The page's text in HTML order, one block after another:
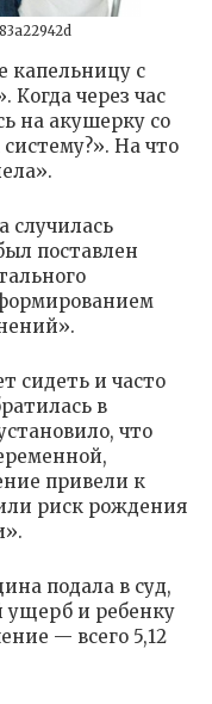
капельницу с
Когда через час
на акушерку со
На что
случилась
поставлен
сидеть и часто
в
что
привели к
риск рождения
подала в суд,
ущерб и ребенку
— всего 5,12